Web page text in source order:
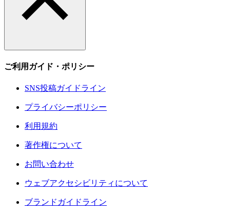
ご利用ガイド・ポリシー
SNS投稿ガイドライン
プライバシーポリシー
利用規約
著作権について
お問い合わせ
ウェブアクセシビリティについて
ブランドガイドライン